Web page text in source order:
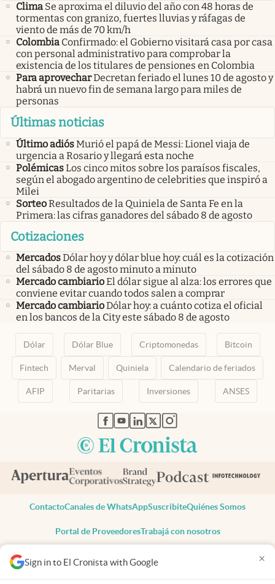
Sign in to El Cronista with Google ×
Clima Se aproxima el diluvio del año con 48 horas de
tormentas con granizo, fuertes lluvias y ráfagas de
viento de más de 70 km/h
Colombia Confirmado: el Gobierno visitará casa por casa
con personal administrativo para comprobar la
existencia de los titulares de pensiones en Colombia
Para aprovecharDecretan feriado el lunes 10 de agosto y
habrá un nuevo fin de semana largo para miles de
personas
Últimas noticias
Último adiósMurió el papá de Messi: Lionel viaja de
urgencia a Rosario y llegará esta noche
PolémicasLos cinco mitos sobre los paraísos fiscales,
según el abogado argentino de celebrities que inspiró a
Milei
SorteoResultados de la Quiniela de Santa Fe en la
Primera: las cifras ganadores del sábado 8 de agosto
Cotizaciones
MercadosDólar hoy y dólar blue hoy: cuál es la cotización
del sábado 8 de agosto minuto a minuto
Mercado cambiarioEl dólar sigue al alza: los errores que
conviene evitar cuando todos salen a comprar
Mercado cambiarioDólar hoy: a cuánto cotiza el oficial
en los bancos de la City este sábado 8 de agosto
Dólar Dólar Blue Criptomonedas Bitcoin
Fintech Merval Quiniela Calendario de feriados
AFIP Paritarias Inversiones ANSES
abre en nueva pestaña
abre en nueva pestaña
abre en nueva pestaña
abre en nueva pestaña
abre en nueva pestaña
ContactoCanales de WhatsAppSuscribiteQuiénes Somos
Portal de ProveedoresTrabajá con nosotros
Todos los derechos reservados